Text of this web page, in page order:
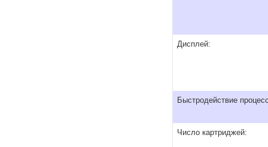
Дисплей:
Быстродействие
Число картриджей: